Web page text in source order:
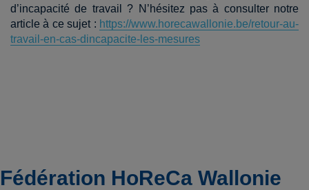
d’incapacité de travail ? N’hésitez pas à consulter notre
article à ce sujet : https://www.horecawallonie.be/retour-au-
travail-en-cas-dincapacite-les-mesures
Fédération HoReCa Wallonie